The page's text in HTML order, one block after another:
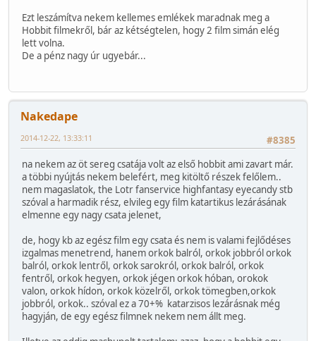
Ezt leszámítva nekem kellemes emlékek maradnak meg a
Hobbit filmekről, bár az kétségtelen, hogy 2 film simán elég
lett volna.
De a pénz nagy úr ugyebár...
Nakedape
#8385
2014-12-22, 13:33:11
na nekem az öt sereg csatája volt az első hobbit ami zavart már.
a többi nyújtás nekem belefért, meg kitöltő részek felőlem..
nem magaslatok, the Lotr fanservice highfantasy eyecandy stb
szóval a harmadik rész, elvileg egy film katartikus lezárásának
elmenne egy nagy csata jelenet,
de, hogy kb az egész film egy csata és nem is valami fejlődéses
izgalmas menetrend, hanem orkok balról, orkok jobbról orkok
balról, orkok lentről, orkok sarokról, orkok balról, orkok
fentről, orkok hegyen, orkok jégen orkok hóban, orokok
valon, orkok hídon, orkok közelről, orkok tömegben,orkok
jobbról, orkok.. szóval ez a 70+% katarzisos lezárásnak még
hagyján, de egy egész filmnek nekem nem állt meg.